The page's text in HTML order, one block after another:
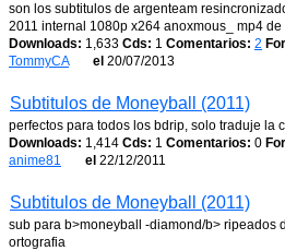
son los subtitulos de argenteam
2011 internal 1080p x264 anoxmous_ mp4
Downloads: 1,633 Cds: 1 Comentarios: 2
TommyCA
el 20/07/2013
Subtitulos de Moneyball (2011)
perfectos para todos los bdrip, solo traduje la
Downloads: 1,414 Cds: 1 Comentarios: 0
anime81
el 22/12/2011
Subtitulos de Moneyball (2011)
sub para b>moneyball -diamond/b> ripeados
ortografia